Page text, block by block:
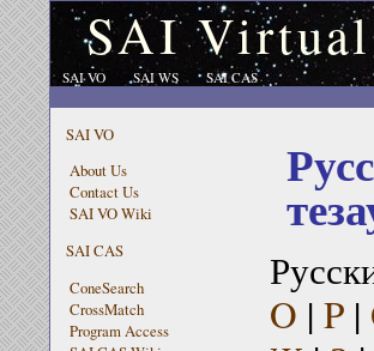
SAI
SAI VO SAI WS SAI CAS
SAI VO
About Us
Contact Us
SAI VO Wiki
SAI CAS
ConeSearch
CrossMatch
Program Access
O | P|